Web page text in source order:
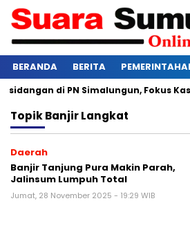
BERANDA BERITA
di PN Simalungun, Fokus
TopikBanjir Langkat
Daerah
Banjir Tanjung Pura Makin Parah,
Jalinsum Lumpuh Total
Jumat, 28 November 2025 - 19:29 WIB